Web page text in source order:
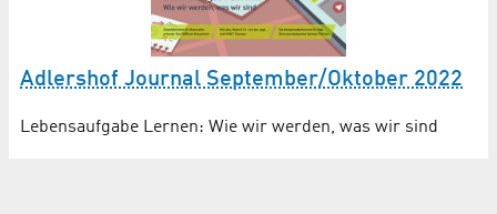
Adlershof Journal September/Oktober 2022
Lebensaufgabe Lernen: Wie wir werden, was wir sind